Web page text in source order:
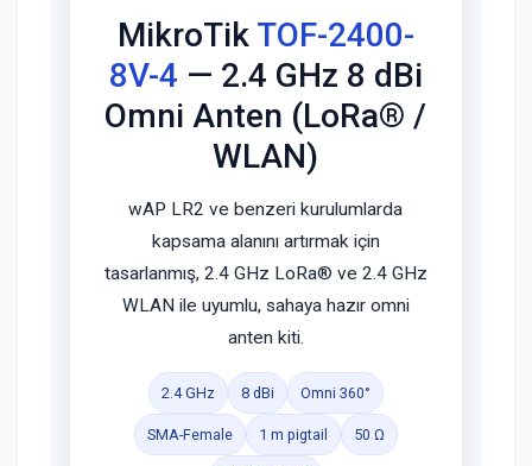
MikroTik TOF-2400-
8V-4 — 2.4 GHz 8 dBi
Omni Anten (LoRa® /
WLAN)
wAP LR2 ve benzeri kurulumlarda
kapsama alanını artırmak için
tasarlanmış, 2.4 GHz LoRa® ve 2.4 GHz
WLAN ile uyumlu, sahaya hazır omni
anten kiti.
2.4 GHz 8 dBi Omni 360°
SMA-Female 1 m pigtail 50 Ω